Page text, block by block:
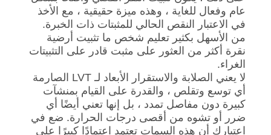
عام وفعال للغاية ، وهذه ميزة حقيقية ، مع الأخذ
في الاعتبار النقص الحالي للمثبتات ذات الخبرة.
من الأسهل بكثير تعليم شخص ما تثبيت أرضية
نقرة أكثر من العثور على مثبت قادر على التثبيتات
الغراء.
لا يعني الصلابة والاستقرار الأبعاد لـ LVT الصارمة
أي توسع وتقلص ، والقدرة على القيام بمنشآت
كبيرة دون مفاصل تمدد ، بل إنها تعني أيضًا أي
ضرر أو تشوه من أقصى درجات الحرارة. ضع في
اعتبارك أن هذه السمات تعتمد اعتمادًا كبيرًا على